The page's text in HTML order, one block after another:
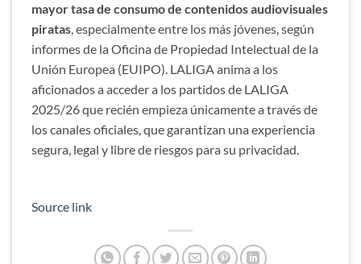
mayor tasa de consumo de contenidos audiovisuales
piratas, especialmente entre los más jóvenes, según
informes de la Oficina de Propiedad Intelectual de la
Unión Europea (EUIPO). LALIGA anima a los
aficionados a acceder a los partidos de LALIGA
2025/26 que recién empieza únicamente a través de
los canales oficiales, que garantizan una experiencia
segura, legal y libre de riesgos para su privacidad.
Source link